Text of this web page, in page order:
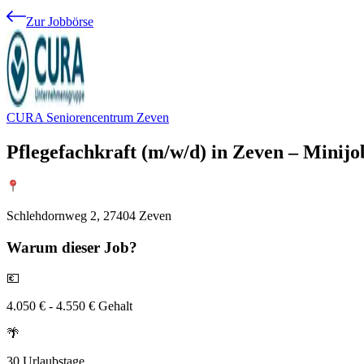
Zur Jobbörse
CURA Seniorencentrum Zeven
Pflegefachkraft (m/w/d) in Zeven –
Schlehdornweg 2, 27404 Zeven
Warum dieser Job?
💶
4.050 € - 4.550 € Gehalt
🌴